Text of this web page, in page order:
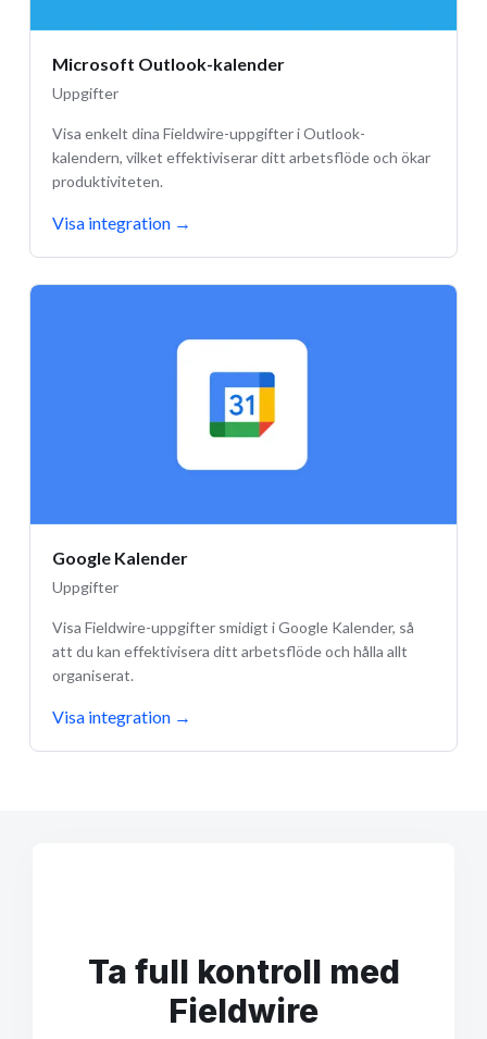
Microsoft Outlook-kalender
Uppgifter
Visa enkelt dina Fieldwire-uppgifter i Outlook-
kalendern, vilket effektiviserar ditt arbetsflöde och ökar
produktiviteten.
Visa integration →
Google Kalender
Uppgifter
Visa Fieldwire-uppgifter smidigt i Google Kalender, så
att du kan effektivisera ditt arbetsflöde och hålla allt
organiserat.
Visa integration →
Ta full kontroll med
Fieldwire